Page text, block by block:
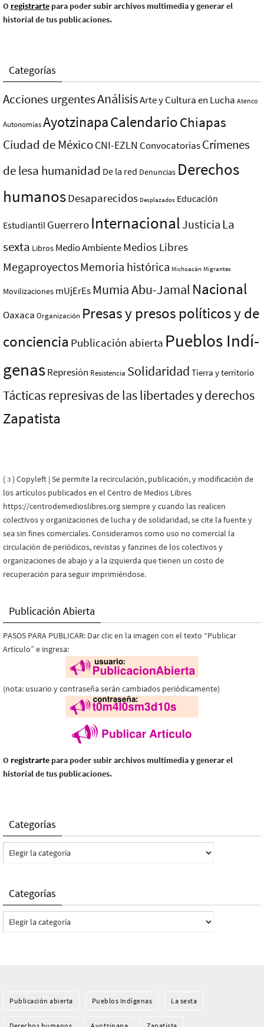
O registrarte para poder subir archivos multimedia y generar el
historial de tus publicaciones.
Categorías
Acciones urgentesAnálisisArte y Cultura en Lucha Atenco
AutonomíasAyotzinapaCalendarioChiapas
Ciudad de MéxicoCNI-EZLN ConvocatoriasCrímenes
de lesa humanidad De la red Denuncias Derechos
humanosDesaparecidos Desplazados Educación
Estudiantil Guerrero InternacionalJusticia La
sexta Libros Medio AmbienteMedios Libres
MegaproyectosMemoria histórica Michoacán Migrantes
Movilizaciones mUjErEs Mumia Abu-Jamal Nacional
Oaxaca Organización Presas y presos polí­ticos y de
conciencia Publicación abierta Pueblos Indí­
genasRepresión Resistencia Solidaridad Tierra y territorio
Tácticas represivas de las libertades y derechos
Zapatista
( ɔ ) Copyleft | Se permite la recirculación, publicación, y modificación de
los artículos publicados en el Centro de Medios Libres
https://centrodemedioslibres.org siempre y cuando las realicen
colectivos y organizaciones de lucha y de solidaridad, se cite la fuente y
sea sin fines comerciales. Consideramos como uso no comercial la
circulación de periódicos, revistas y fanzines de los colectivos y
organizaciones de abajo y a la izquierda que tienen un costo de
recuperación para seguir imprimiéndose.
Publicación Abierta
PASOS PARA PUBLICAR: Dar clic en la imagen con el texto “Publicar
Artículo” e ingresa:
(nota: usuario y contraseña serán cambiados periódicamente)
O registrarte para poder subir archivos multimedia y generar el
historial de tus publicaciones.
Categorías
Categorías
Categorías
Categorías
Publicación abierta Pueblos Indí­genas La sexta